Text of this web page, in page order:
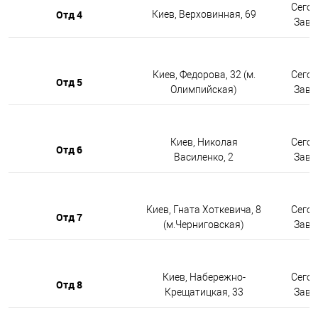
Отд 4 Киев, Верховинная, 69
Отд 5
Киев, Федорова, 32 (м.
Олимпийская)
Отд 6
Киев, Николая
Василенко, 2
Отд 7
Киев, Гната Хоткевича, 8
(м.Черниговская)
Отд 8
Киев, Набережно-
Крещатицкая, 33